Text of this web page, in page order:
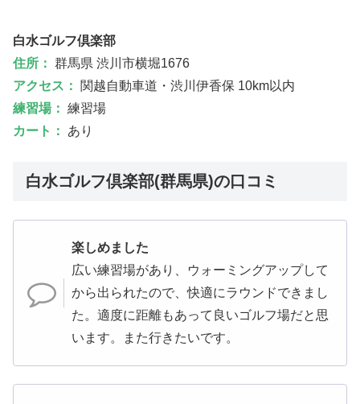
白水ゴルフ倶楽部
住所： 群馬県 渋川市横堀1676
アクセス：
関越自動車道・渋川伊香保 10km以内
練習場： 練習場
カート：
あり
白水ゴルフ倶楽部(群馬県)の口コミ
楽しめました
広い練習場があり、ウォーミングアップして
から出られたので、快適にラウンドできまし
た。適度に距離もあって良いゴルフ場だと思
います。また行きたいです。